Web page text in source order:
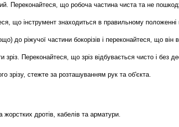
Переконайтеся, що робоча частина чиста та не
що інструмент знаходиться в правильному
до ріжучої частини бокорізів і переконайтеся, що він
Переконайтеся, що зріз відбувається чисто і без
зрізу, стежте за розташуванням рук та об'єкта.
дротів, кабелів та арматури.